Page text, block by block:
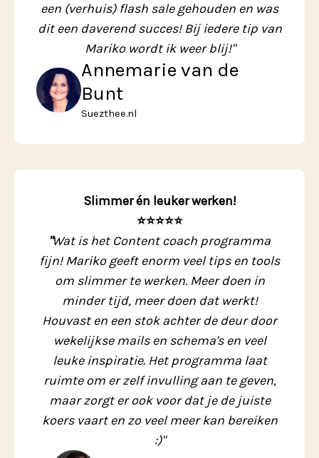
een (verhuis) flash sale gehouden en was
dit een daverend succes! Bij iedere tip van
Mariko wordt ik weer blij!"
Annemarie van de
Bunt
Suezthee.nl
Slimmer én leuker werken!
⭐️⭐️⭐️⭐️⭐️
"Wat is het Content coach programma
fijn! Mariko geeft enorm veel tips en tools
om slimmer te werken. Meer doen in
minder tijd, meer doen dat werkt!
Houvast en een stok achter de deur door
wekelijkse mails en schema's en veel
leuke inspiratie. Het programma laat
ruimte om er zelf invulling aan te geven,
maar zorgt er ook voor dat je de juiste
koers vaart en zo veel meer kan bereiken
:)"